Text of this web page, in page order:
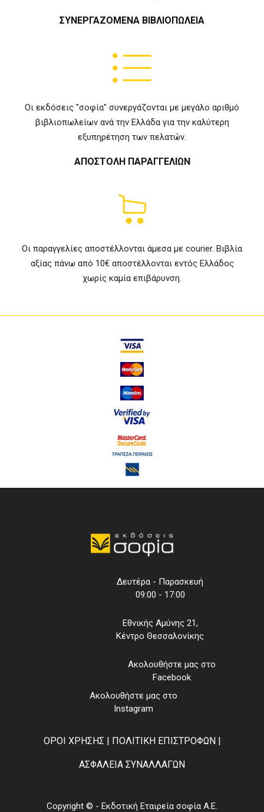
ΣΥΝΕΡΓΑΖΟΜΕΝΑ ΒΙΒΛΙΟΠΩΛΕΙΑ
Οι εκδόσεις "σοφία" συνεργάζονται με μεγάλο αριθμό
βιβλιοπωλείων ανά την Ελλάδα για την καλύτερη
εξυπηρέτηση των πελατών.
ΑΠΟΣΤΟΛΗ ΠΑΡΑΓΓΕΛΙΩΝ
Οι παραγγελίες αποστέλλονται άμεσα με courier. Βιβλία
αξίας πάνω από 10€ αποστέλλονται εντός Ελλάδος
χωρίς καμία επιβάρυνση.
Δευτέρα - Παρασκευή
09:00 - 17:00
Εθνικής Αμύνης 21,
Κέντρο Θεσσαλονίκης
Ακολουθήστε μας στο
Facebook
Ακολουθήστε μας στο
Instagram
ΟΡΟΙ ΧΡΗΣΗΣ | ΠΟΛΙΤΙΚΗ ΕΠΙΣΤΡΟΦΩΝ|
ΑΣΦΑΛΕΙΑ ΣΥΝΑΛΛΑΓΩΝ
Copyright © - Εκδοτική Εταιρεία σοφία Α.Ε.